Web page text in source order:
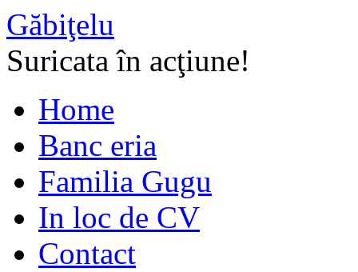
Găbiţelu
Suricata în acţiune!
Home
Banc eria
Familia Gugu
In loc de CV
Contact